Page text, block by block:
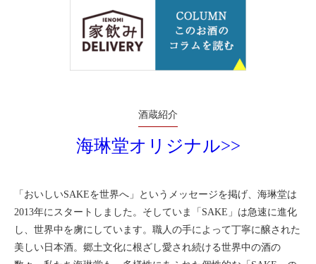
酒蔵紹介
海琳堂オリジナル>>
「おいしいSAKEを世界へ」というメッセージを掲げ、海琳堂は
2013年にスタートしました。そしていま「SAKE」は急速に進化
し、世界中を虜にしています。職人の手によって丁寧に醸された
美しい日本酒。郷土文化に根ざし愛され続ける世界中の酒の